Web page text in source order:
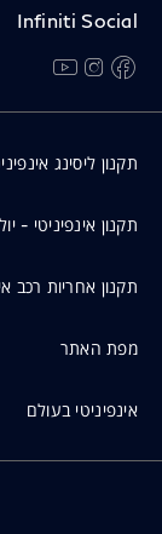
Infiniti Social
facebook
נפתח בחלון
instagram
נפתח
תקנון ליסינג
תקנון אינפיניטי - יולי
תקנון אחריות רכב
מפת האתר
אינפיניטי בעולם